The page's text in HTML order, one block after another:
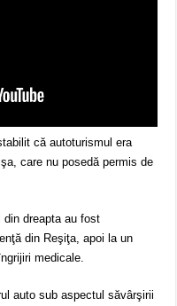
că autoturismul era
care nu posedă permis de
dreapta au fost
din Reşiţa, apoi la un
medicale.
auto sub aspectul săvârşirii